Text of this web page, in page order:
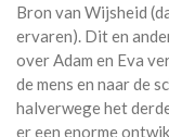
Bron van Wijsheid
ervaren). Dit en
over Adam en Eva
de mens en naar de
halverwege het
er een enorme